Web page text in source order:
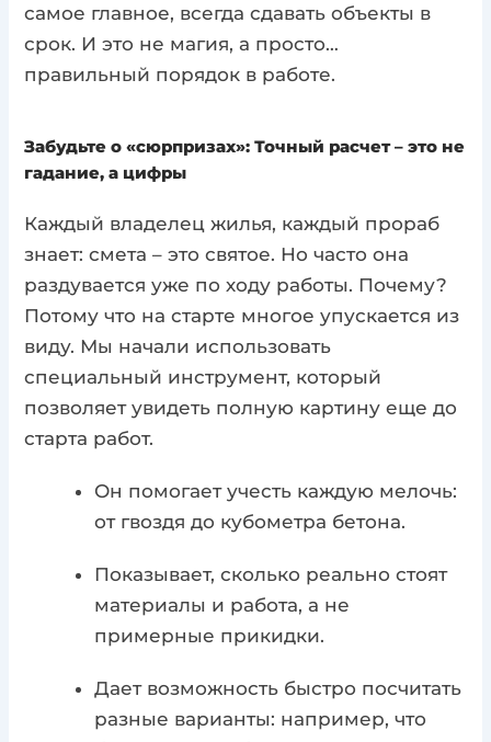
самое главное, всегда сдавать объекты в
срок. И это не магия, а просто…
правильный порядок в работе.
Забудьте о «сюрпризах»: Точный расчет – это не
гадание, а цифры
Каждый владелец жилья, каждый прораб
знает: смета – это святое. Но часто она
раздувается уже по ходу работы. Почему?
Потому что на старте многое упускается из
виду. Мы начали использовать
специальный инструмент, который
позволяет увидеть полную картину еще до
старта работ.
Он помогает учесть каждую мелочь:
от гвоздя до кубометра бетона.
Показывает, сколько реально стоят
материалы и работа, а не
примерные прикидки.
Дает возможность быстро посчитать
разные варианты: например, что